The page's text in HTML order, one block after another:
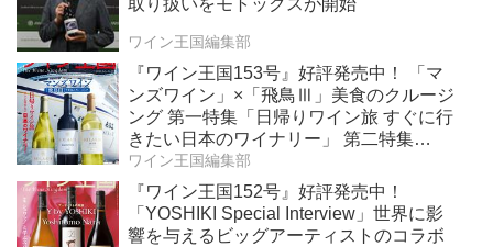
取り扱いをモトックスが開始
ワイン王国編集部
『ワイン王国153号』好評発売中！ 「マ
ンズワイン」×「飛鳥Ⅲ」美食のクルージ
ング 第一特集「日帰りワイン旅 すぐに行
きたい日本のワイナリー」 第二特集
「Bordeaux Primeur Report2025」
ワイン王国編集部
『ワイン王国152号』好評発売中！
「YOSHIKI Special Interview」世界に影
響を与えるビッグアーティストのコラボ